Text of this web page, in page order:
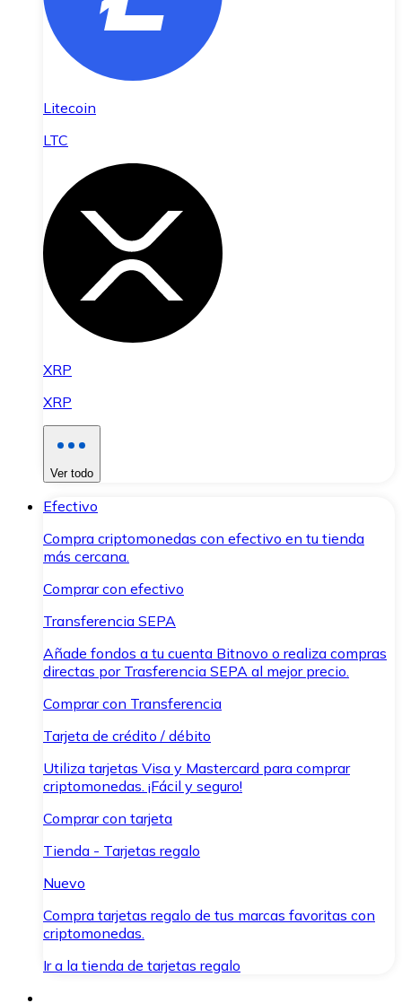
Litecoin
LTC
XRP
XRP
Ver todo
Efectivo
Compra criptomonedas con efectivo en tu tienda
más cercana.
Comprar con efectivo
Transferencia SEPA
Añade fondos a tu cuenta Bitnovo o realiza compras
directas por Trasferencia SEPA al mejor precio.
Comprar con Transferencia
Tarjeta de crédito / débito
Utiliza tarjetas Visa y Mastercard para comprar
criptomonedas. ¡Fácil y seguro!
Comprar con tarjeta
Tienda - Tarjetas regalo
Nuevo
Compra tarjetas regalo de tus marcas favoritas con
criptomonedas.
Ir a la tienda de tarjetas regalo